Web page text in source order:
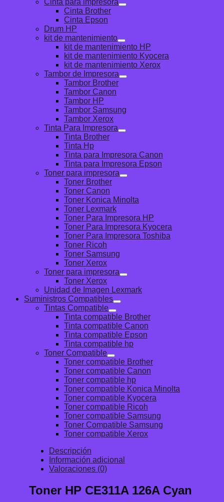
Cinta para impresora
Cinta Brother
Cinta Epson
Drum HP
kit de mantenimiento
kit de mantenimiento HP
kit de mantenimiento Kyocera
kit de mantenimiento Xerox
Tambor de Impresora
Tambor Brother
Tambor Canon
Tambor HP
Tambor Samsung
Tambor Xerox
Tinta Para Impresora
Tinta Brother
Tinta Hp
Tinta para Impresora Canon
Tinta para Impresora Epson
Toner para impresora
Toner Brother
Toner Canon
Toner Konica Minolta
Toner Lexmark
Toner Para Impresora HP
Toner Para Impresora Kyocera
Toner Para Impresora Toshiba
Toner Ricoh
Toner Samsung
Toner Xerox
Toner para impresora
Toner Xerox
Unidad de Imagen Lexmark
Suministros Compatibles
Tintas Compatible
Tinta compatible Brother
Tinta compatible Canon
Tinta compatible Epson
Tinta compatible hp
Toner Compatible
Toner compatible Brother
Toner compatible Canon
Toner compatible hp
Toner compatible Konica Minolta
Toner compatible Kyocera
Toner compatible Ricoh
Toner compatible Samsung
Toner Compatible Samsung
Toner compatible Xerox
Descripción
Información adicional
Valoraciones (0)
Toner HP CE311A 126A Cyan